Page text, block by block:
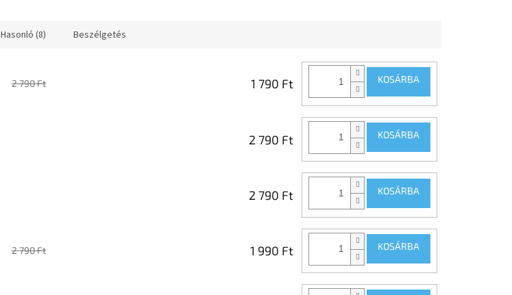
Hasonló (8) Beszélgetés
2 790 Ft 1 790 Ft KOSÁRBA
2 790 Ft KOSÁRBA
2 790 Ft KOSÁRBA
2 790 Ft 1 990 Ft KOSÁRBA